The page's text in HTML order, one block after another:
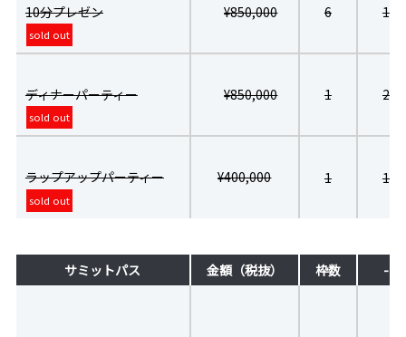
10分プレゼン
sold out
¥850,000 6 1
ディナーパーティー
sold out
¥850,000 1 2
ラップアップパーティー
sold out
¥400,000 1 1
サミットパス 金額（税抜） 枠数 -